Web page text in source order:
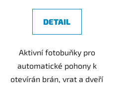
DETAIL
Aktivní fotobuňky pro
automatické pohony k
otevírán brán, vrat a dveří